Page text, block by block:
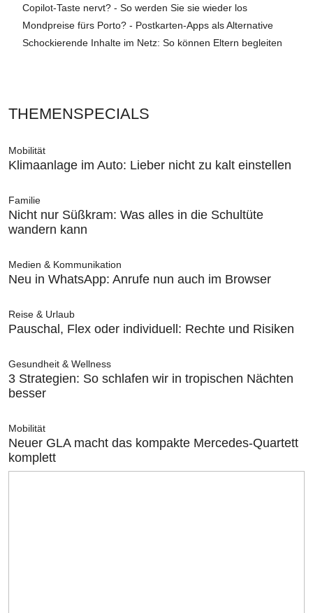
Copilot-Taste nervt? - So werden Sie sie wieder los
Mondpreise fürs Porto? - Postkarten-Apps als Alternative
Schockierende Inhalte im Netz: So können Eltern begleiten
THEMENSPECIALS
Mobilität
Klimaanlage im Auto: Lieber nicht zu kalt einstellen
Familie
Nicht nur Süßkram: Was alles in die Schultüte
wandern kann
Medien & Kommunikation
Neu in WhatsApp: Anrufe nun auch im Browser
Reise & Urlaub
Pauschal, Flex oder individuell: Rechte und Risiken
Gesundheit & Wellness
3 Strategien: So schlafen wir in tropischen Nächten
besser
Mobilität
Neuer GLA macht das kompakte Mercedes-Quartett
komplett